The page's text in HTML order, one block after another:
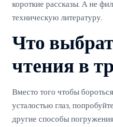
короткие рассказы. А не
техническую литературу.
Что
чтения в
Вместо того чтобы
усталостью глаз,
другие способы погружения